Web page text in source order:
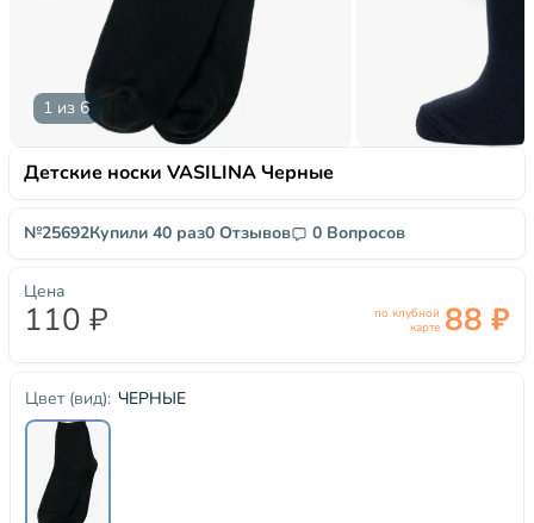
1 из 6
Детские носки VASILINA Черные
№25692Купили 40 раз0 Отзывов 0 Вопросов
Цвет (вид): ЧЕРНЫЕ
Цена
110 ₽
по клубной
карте 88 ₽